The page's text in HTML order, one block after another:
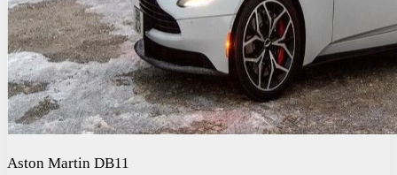
Aston Martin DB11